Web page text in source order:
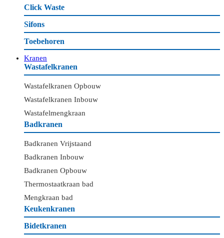
Click Waste
Sifons
Toebehoren
Kranen
Wastafelkranen
Wastafelkranen Opbouw
Wastafelkranen Inbouw
Wastafelmengkraan
Badkranen
Badkranen Vrijstaand
Badkranen Inbouw
Badkranen Opbouw
Thermostaatkraan bad
Mengkraan bad
Keukenkranen
Bidetkranen